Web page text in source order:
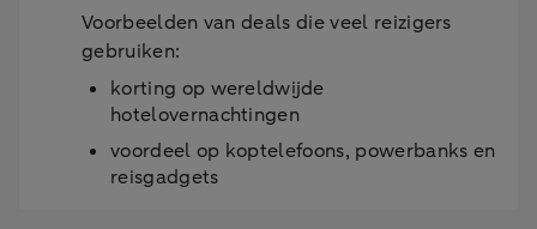
Voorbeelden van deals die veel reizigers
gebruiken:
korting op wereldwijde
hotelovernachtingen
voordeel op koptelefoons, powerbanks en
reisgadgets